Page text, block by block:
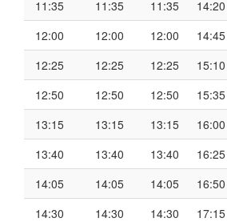
11:35
11:35 11:35 14:20
12:00
12:00 12:00 14:45
12:25
12:25 12:25 15:10
12:50
12:50 12:50 15:35
13:15
13:15 13:15 16:00
13:40
13:40 13:40 16:25
14:05
14:05 14:05 16:50
14:30
14:30 14:30 17:15